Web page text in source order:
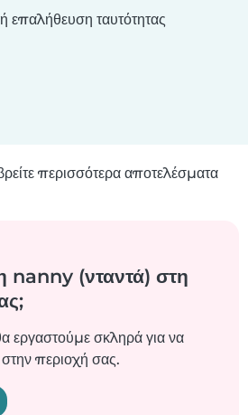
ταυτότητας
περισσότερα αποτελέσματα
nanny (νταντά) στη
εργαστούμε σκληρά για να
στην περιοχή σας.